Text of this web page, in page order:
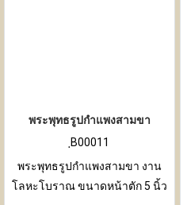
พระพุทธรูปกำแพงสามขา
ฺB00011
พระพุทธรูปกำแพงสามขา งาน
โลหะโบราณ ขนาดหน้าตัก 5 นิ้ว